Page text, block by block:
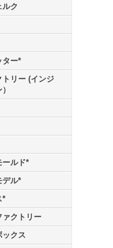
ルク
ター*
トリー (インジ
ールド*
デル*
*
ァクトリー
ックス